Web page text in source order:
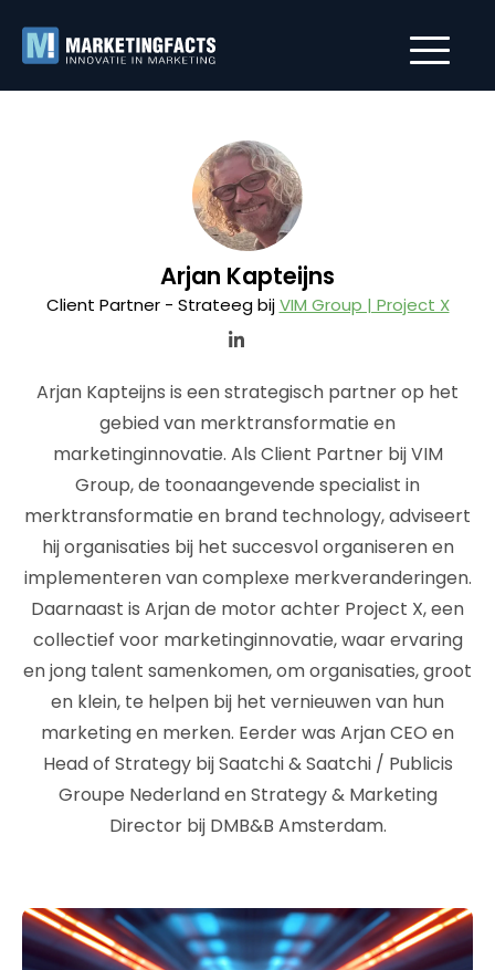
Arjan Kapteijns
Client Partner - Strateeg bijVIM Group | Project X
Arjan Kapteijns is een strategisch partner op het
gebied van merktransformatie en
marketinginnovatie. Als Client Partner bij VIM
Group, de toonaangevende specialist in
merktransformatie en brand technology, adviseert
hij organisaties bij het succesvol organiseren en
implementeren van complexe merkveranderingen.
Daarnaast is Arjan de motor achter Project X, een
collectief voor marketinginnovatie, waar ervaring
en jong talent samenkomen, om organisaties, groot
en klein, te helpen bij het vernieuwen van hun
marketing en merken. Eerder was Arjan CEO en
Head of Strategy bij Saatchi & Saatchi / Publicis
Groupe Nederland en Strategy & Marketing
Director bij DMB&B Amsterdam.